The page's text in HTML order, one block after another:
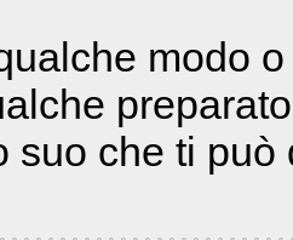
modo
suo che ti